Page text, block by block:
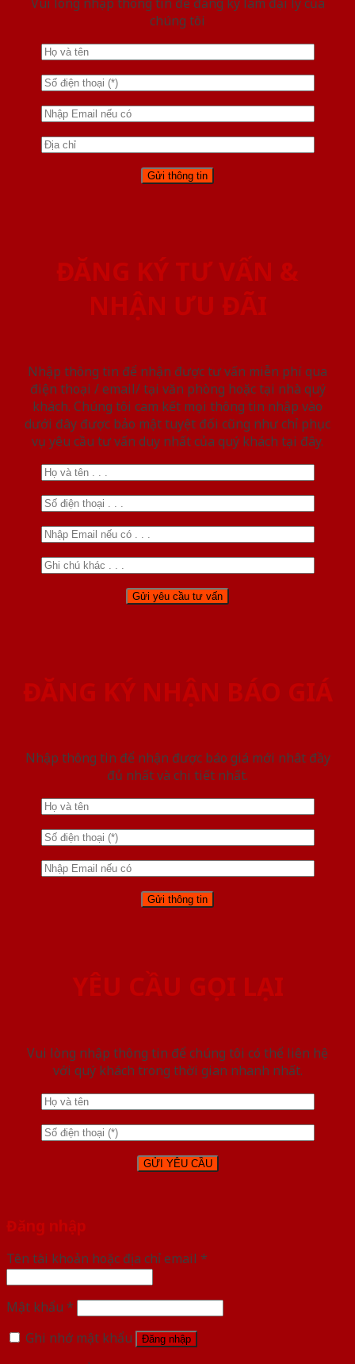
chúng tôi
ĐĂNG KÝ TƯ VẤN &
NHẬN ƯU ĐÃI
Nhập thông tin để nhận được tư vấn miễn phí qua
điện thoại / email/ tại văn phòng hoặc tại nhà quý
khách. Chúng tôi cam kết mọi thông tin nhập vào
dưới đây được bảo mật tuyệt đối cũng như chỉ phục
vụ yêu cầu tư vấn duy nhất của quý khách tại đây.
ĐĂNG KÝ NHẬN BÁO GIÁ
Nhập thông tin để nhận được báo giá mới nhât đầy
đủ nhất và chi tiết nhất.
YÊU CẦU GỌI LẠI
Vui lòng nhập thông tin để chúng tôi có thể liên hệ
với quý khách trong thời gian nhanh nhất.
Đăng nhập
Tên tài khoản hoặc địa chỉ email *
Mật khẩu *
Ghi nhớ mật khẩu
Đăng nhập